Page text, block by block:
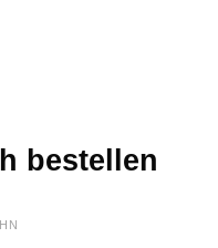
bestellen